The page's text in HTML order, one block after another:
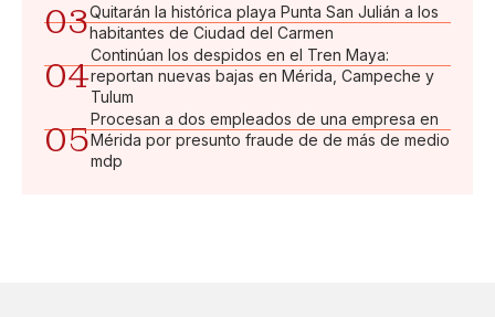
03Quitarán la histórica playa Punta San Julián a los
habitantes de Ciudad del Carmen
04
Continúan los despidos en el Tren Maya:
reportan nuevas bajas en Mérida, Campeche y
Tulum
05
Procesan a dos empleados de una empresa en
Mérida por presunto fraude de de más de medio
mdp